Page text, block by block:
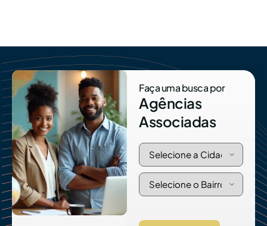
Faça uma busca por
Agências
Associadas